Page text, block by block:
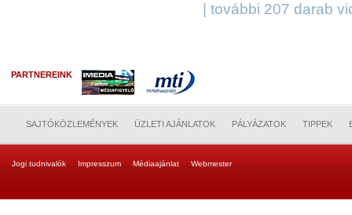
| további 207 darab
PARTNEREINK
SAJTÓKÖZLEMÉNYEK ÜZLETI AJÁNLATOK PÁLYÁZATOK TIPPEK
Jogi tudnivalók Impresszum Médiaajánlat Webmester